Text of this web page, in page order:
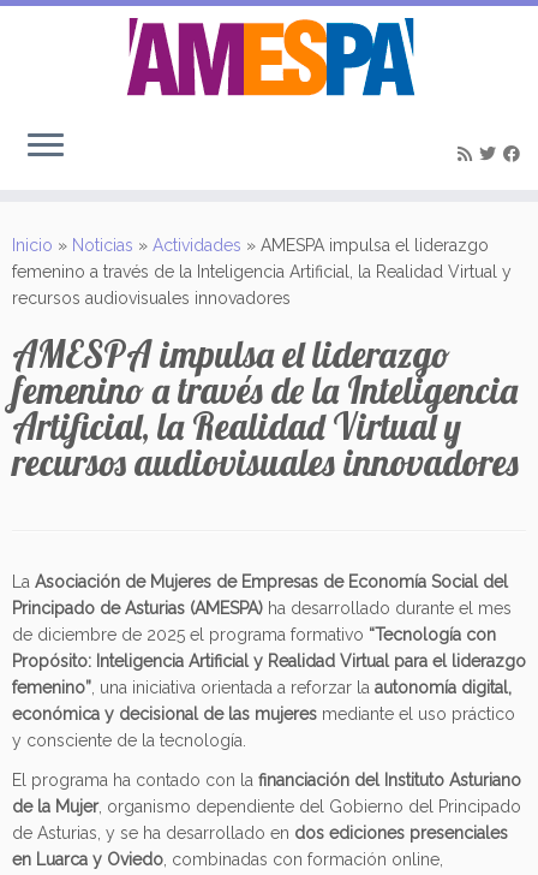
contenido
Inicio » Noticias » Actividades » AMESPA impulsa el liderazgo
femenino a través de la Inteligencia Artificial, la Realidad Virtual y
recursos audiovisuales innovadores
AMESPA impulsa el liderazgo
femenino a través de la Inteligencia
Artificial, la Realidad Virtual y
recursos audiovisuales innovadores
La Asociación de Mujeres de Empresas de Economía Social del
Principado de Asturias (AMESPA) ha desarrollado durante el mes
de diciembre de 2025 el programa formativo “Tecnología con
Propósito: Inteligencia Artificial y Realidad Virtual para el liderazgo
femenino” , una iniciativa orientada a reforzar la autonomía digital,
económica y decisional de las mujeres mediante el uso práctico
y consciente de la tecnología.
El programa ha contado con la financiación del Instituto Asturiano
de la Mujer, organismo dependiente del Gobierno del Principado
de Asturias, y se ha desarrollado en dos ediciones presenciales
en Luarca y Oviedo , combinadas con formación online,